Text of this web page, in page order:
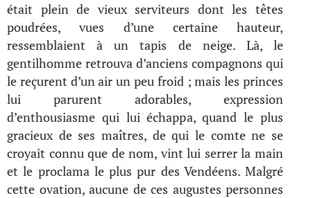
était plein de vieux serviteurs dont les têtes
poudrées, vues d’une certaine hauteur,
ressemblaient à un tapis de neige. Là, le
gentilhomme retrouva d’anciens compagnons qui
le reçurent d’un air un peu froid ; mais les princes
lui parurent adorables, expression
d’enthousiasme qui lui échappa, quand le plus
gracieux de ses maîtres, de qui le comte ne se
croyait connu que de nom, vint lui serrer la main
et le proclama le plus pur des Vendéens. Malgré
cette ovation, aucune de ces augustes personnes